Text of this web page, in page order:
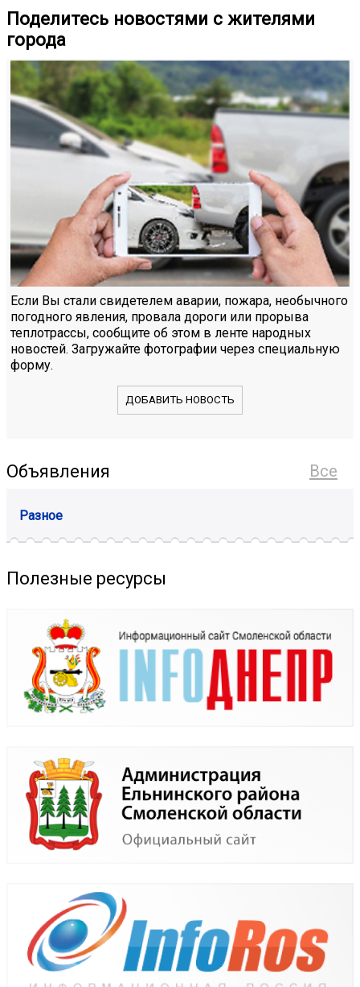
Поделитесь новостями с жителями
города
Если Вы стали свидетелем аварии, пожара, необычного
погодного явления, провала дороги или прорыва
теплотрассы, сообщите об этом в ленте народных
новостей. Загружайте фотографии через специальную
форму.
ДОБАВИТЬ НОВОСТЬ
Все
Объявления
Разное
Полезные ресурсы